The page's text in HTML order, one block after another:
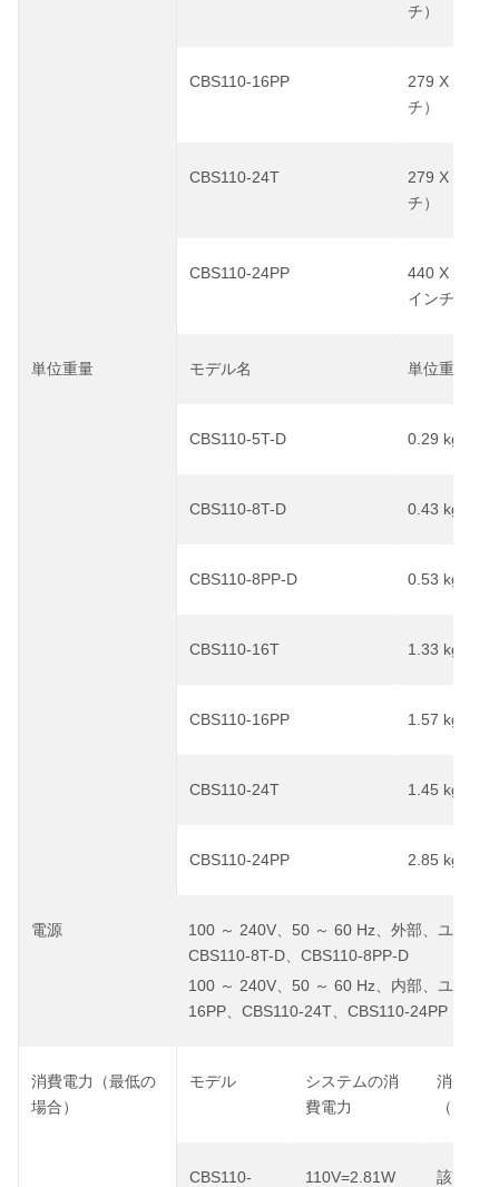
チ）
CBS110-16PP 279 X 170
チ）
CBS110-24T 279 X 170
チ）
CBS110-24PP 440 X 203 X
インチ）
単位重量 モデル名 単位重量
CBS110-5T-D 0.29 kg
CBS110-8T-D 0.43 kg
CBS110-8PP-D 0.53 kg
CBS110-16T 1.33 kg
CBS110-16PP 1.57 kg
CBS110-24T 1.45 kg
CBS110-24PP 2.85 kg
電源 100 ～ 240V 50 ～ 60 Hz 、外部、ユニバ
CBS110-8T-D
CBS110-8PP-D
100 ～ 240V 50 ～ 60 Hz 、内部、ユニバ
16PP CBS110-24T CBS110-24PP
消費電力（最低の
場合）
モデル
システムの消
費電力
消費電力
（
CBS110-
110V=2.81W
該当なし